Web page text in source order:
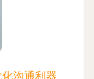
沟通利器